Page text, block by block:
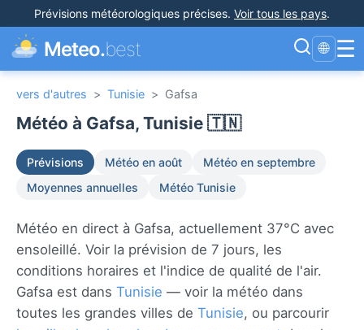
Prévisions météorologiques précises. Voir tous les pays.
Meteo.best 🌐 ☰
vers d'autres > Tunisie > Gafsa
Météo à Gafsa, Tunisie 🇹🇳
Prévisions Météo en août
Météo en septembre
Moyennes annuelles
Météo Tunisie
Météo en direct à Gafsa, actuellement 37°C avec
ensoleillé. Voir la prévision de 7 jours, les
conditions horaires et l'indice de qualité de l'air.
Gafsa est dans Tunisie — voir la météo dans
toutes les grandes villes de Tunisie, ou parcourir